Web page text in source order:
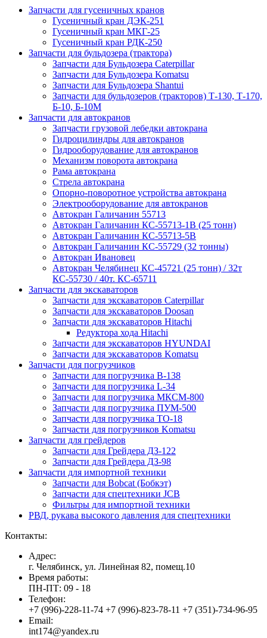
Запчасти для гусеничных кранов
Гусеничный кран ДЭК-251
Гусеничный кран МКГ-25
Гусеничный кран РДК-250
Запчасти для бульдозера (трактора)
Запчасти для Бульдозера Caterpillar
Запчасти для Бульдозера Komatsu
Запчасти для Бульдозера Shantui
Запчасти для бульдозеров (тракторов) Т-130, Т-170,
Б-10, Б-10М
Запчасти для автокранов
Запчасти грузовой лебедки автокрана
Гидроцилиндры для автокранов
Гидрооборудование для автокранов
Механизм поворота автокрана
Рама автокрана
Стрела автокрана
Опорно-поворотное устройства автокрана
Электрооборудование для автокранов
Автокран Галичанин 55713
Автокран Галичанин КС-55713-1В (25 тонн)
Автокран Галичанин КС-55713-5В
Автокран Галичанин КС-55729 (32 тонны)
Автокран Ивановец
Автокран Челябинец КС-45721 (25 тонн) / 32т
КС-55730 / 40т. КС-65711
Запчасти для экскаваторов
Запчасти для экскаваторов Caterpillar
Запчасти для экскаваторов Doosan
Запчасти для экскаваторов Hitachi
Редуктора хода Hitachi
Запчасти для экскаваторов HYUNDAI
Запчасти для экскаваторов Komatsu
Запчасти для погрузчиков
Запчасти для погрузчика B-138
Запчасти для погрузчика L-34
Запчасти для погрузчика МКСМ-800
Запчасти для погрузчика ПУМ-500
Запчасти для погрузчика ТО-18
Запчасти для погрузчиков Komatsu
Запчасти для грейдеров
Запчасти для Грейдера ДЗ-122
Запчасти для Грейдера ДЗ-98
Запчасти для импортной техники
Запчасти для Bobcat (Бобкэт)
Запчасти для спецтехники JCB
Фильтры для импортной техники
РВД, рукава высокого давления для спецтехники
Контакты:
Адрес:
г. Челябинск, ул. Линейная 82, помещ.10
Время работы:
ПН-ПТ: 09 - 18
Телефон:
+7 (996)-228-11-74 +7 (996)-823-78-11 +7 (351)-734-96-95
Email:
int174@yandex.ru